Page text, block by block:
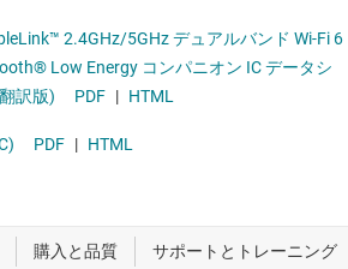
2.4GHz/5GHz デュアルバンド Wi-Fi 6
Low Energy コンパニオン IC データシ
訳版)
PDF | HTML
PDF | HTML